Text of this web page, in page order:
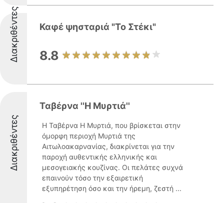
Διακριθέντες Καφέ ψησταριά "Το Στέκι"
8.8
Διακριθέντες
Ταβέρνα ''Η Μυρτιά''
Η Ταβέρνα Η Μυρτιά, που βρίσκεται στην
όμορφη περιοχή Μυρτιά της
Αιτωλοακαρνανίας, διακρίνεται για την
παροχή αυθεντικής ελληνικής και
μεσογειακής κουζίνας. Οι πελάτες συχνά
επαινούν τόσο την εξαιρετική
εξυπηρέτηση όσο και την ήρεμη, ζεστή ...